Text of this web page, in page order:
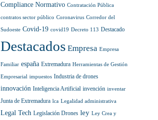
nominado
en
prestigiosa
internacional
Lawyers
Compliance Normativo Contratación Pública
contratos sector público Coronavirus Corredor del
Sudoeste Covid-19 covid19 Decreto 113 Destacado
Destacados Empresa Empresa
Familiar españa Extremadura Herramientas de Gestión
Empresarial impuestos Industria de drones
innovación Inteligencia Artificial invención inventar
Junta de Extremadura lca Legalidad administrativa
Legal Tech Legislación Drones ley Ley Crea y